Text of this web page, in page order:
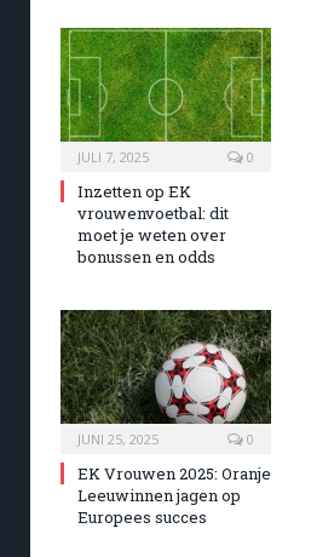
JULI 7, 2025 0
Inzetten op EK
vrouwenvoetbal: dit
moet je weten over
bonussen en odds
JUNI 25, 2025 0
EK Vrouwen 2025: Oranje
Leeuwinnen jagen op
Europees succes